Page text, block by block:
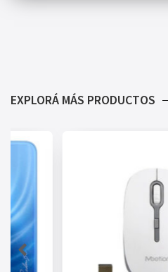
EXPLORÁ MÁS PRODUCTOS